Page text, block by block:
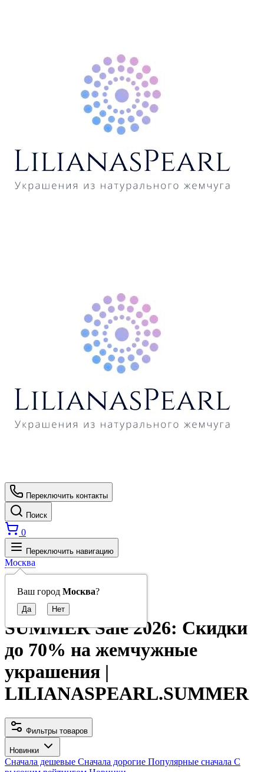
Переключить контакты
Поиск
0
Переключить навигацию
Москва
Ваш город Москва?
Главная
SUMMER SALE
SUMMER Sale 2026: Скидки
до 70% на жемчужные
украшения |
LILIANASPEARL.SUMMER
Фильтры товаров
Новинки
Сначала дешевые Сначала дорогие Популярные сначала С